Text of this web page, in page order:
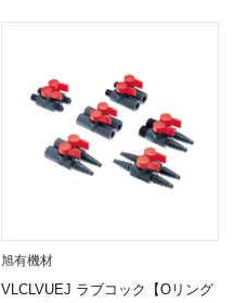
旭有機材
VLCLVUEJ ラブコック【Oリング